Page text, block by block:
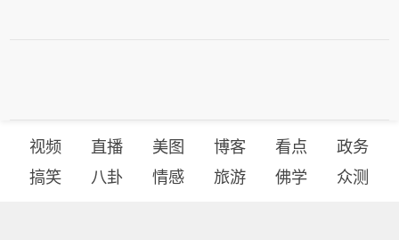
视频 直播 美图 博客 看点
政务
搞笑
八卦 情感 旅游 佛学 众测